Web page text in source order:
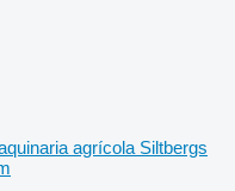
agrícola Siltbergs